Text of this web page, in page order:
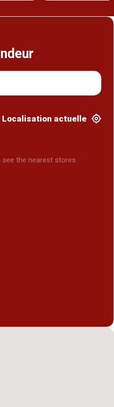
Localisation actuelle
the nearest stores.